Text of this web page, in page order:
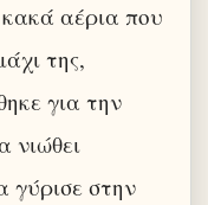
αέρια που
της,
για την
νιώθει
στην